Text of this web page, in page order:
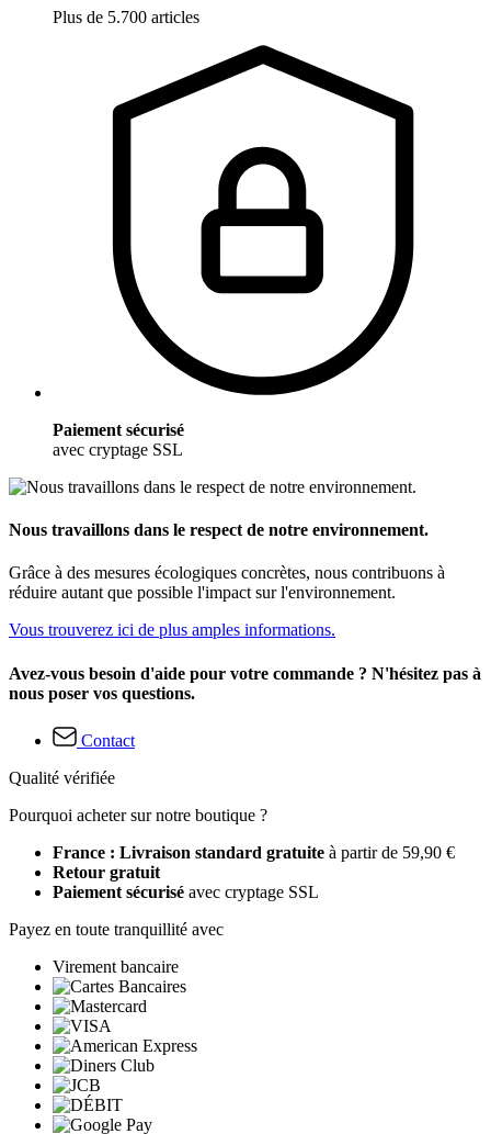
Plus de 5.700 articles
Paiement sécurisé
avec cryptage SSL
Nous travaillons dans le respect de notre environnement.
Grâce à des mesures écologiques concrètes, nous contribuons à
réduire autant que possible l'impact sur l'environnement.
Vous trouverez ici de plus amples informations.
Avez-vous besoin d'aide pour votre commande ? N'hésitez pas à
nous poser vos questions.
Contact
Qualité vérifiée
Pourquoi acheter sur notre boutique ?
France : Livraison standard gratuite à partir de 59,90 €
Retour gratuit
Paiement sécurisé avec cryptage SSL
Payez en toute tranquillité avec
Virement bancaire